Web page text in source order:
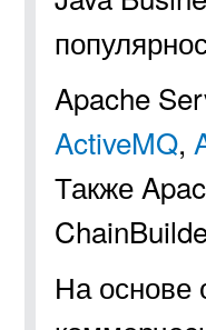
Apache
ActiveMQ,
Также
На основе